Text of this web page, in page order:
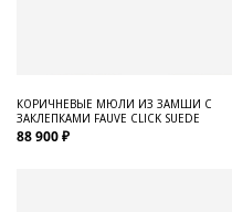
КОРИЧНЕВЫЕ МЮЛИ ИЗ ЗАМШИ С
ЗАКЛЕПКАМИ FAUVE CLICK SUEDE
88 900 ₽